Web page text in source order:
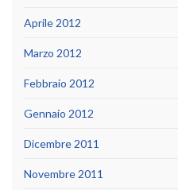
Aprile 2012
Marzo 2012
Febbraio 2012
Gennaio 2012
Dicembre 2011
Novembre 2011